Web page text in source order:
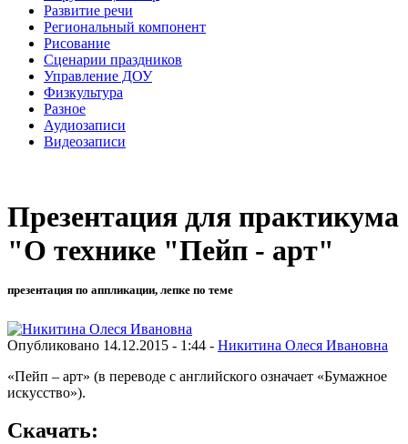
Развитие речи
Региональный компонент
Рисование
Сценарии праздников
Управление ДОУ
Физкультура
Разное
Аудиозаписи
Видеозаписи
Презентация для практикума
"О технике "Пейп - арт"
презентация по аппликации, лепке по теме
Опубликовано 14.12.2015 - 1:44 - Никитина Олеся Ивановна
«Пейп – арт» (в переводе с английского означает «Бумажное
искусство»).
Скачать: